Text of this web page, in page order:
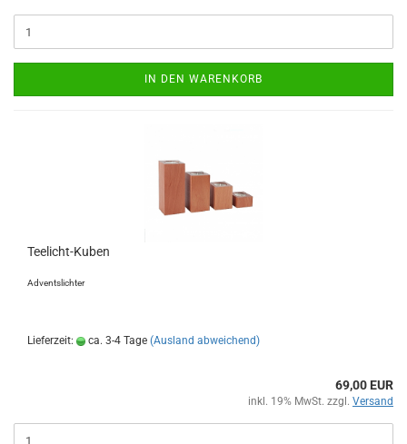
IN DEN WARENKORB
Teelicht-Kuben
Adventslichter
Lieferzeit: ca. 3-4 Tage (Ausland abweichend)
69,00 EUR
inkl. 19% MwSt. zzgl. Versand